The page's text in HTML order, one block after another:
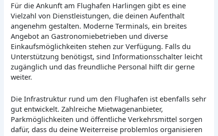
Für die Ankunft am Flughafen Harlingen gibt es eine
Vielzahl von Dienstleistungen, die deinen Aufenthalt
angenehm gestalten. Moderne Terminals, ein breites
Angebot an Gastronomiebetrieben und diverse
Einkaufsmöglichkeiten stehen zur Verfügung. Falls du
Unterstützung benötigst, sind Informationsschalter leicht
zugänglich und das freundliche Personal hilft dir gerne
weiter.
Die Infrastruktur rund um den Flughafen ist ebenfalls sehr
gut entwickelt. Zahlreiche Mietwagenanbieter,
Parkmöglichkeiten und öffentliche Verkehrsmittel sorgen
dafür, dass du deine Weiterreise problemlos organisieren